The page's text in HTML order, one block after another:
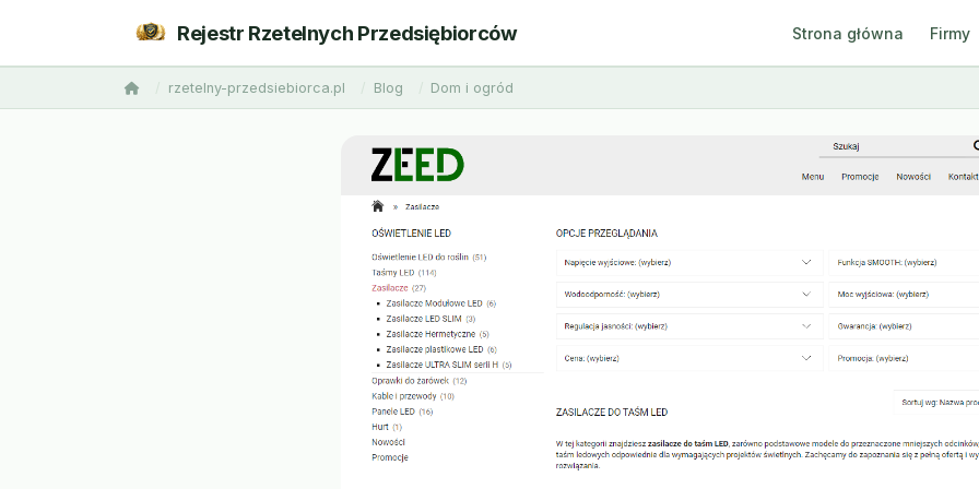
Rejestr Rzetelnych Przedsiębiorców Strona główna Firmy
rzetelny-przedsiebiorca.pl Blog Dom i ogród